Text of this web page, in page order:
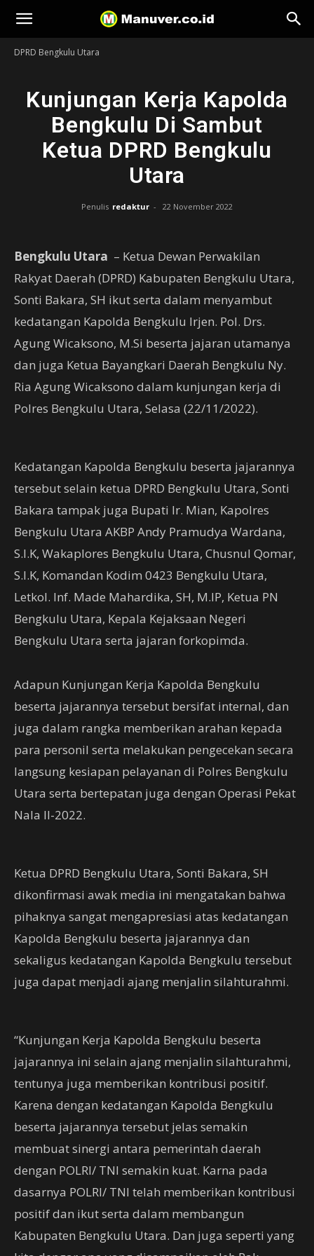
Manuver
DPRD Bengkulu Utara
Kunjungan Kerja Kapolda
Bengkulu Di Sambut
Ketua DPRD Bengkulu
Utara
Penulis redaktur - 22 November 2022
Bengkulu Utara – Ketua Dewan Perwakilan
Rakyat Daerah (DPRD) Kabupaten Bengkulu Utara,
Sonti Bakara, SH ikut serta dalam menyambut
kedatangan Kapolda Bengkulu Irjen. Pol. Drs.
Agung Wicaksono, M.Si beserta jajaran utamanya
dan juga Ketua Bayangkari Daerah Bengkulu Ny.
Ria Agung Wicaksono dalam kunjungan kerja di
Polres Bengkulu Utara, Selasa (22/11/2022).
Kedatangan Kapolda Bengkulu beserta jajarannya
tersebut selain ketua DPRD Bengkulu Utara, Sonti
Bakara tampak juga Bupati Ir. Mian, Kapolres
Bengkulu Utara AKBP Andy Pramudya Wardana,
S.I.K, Wakaplores Bengkulu Utara, Chusnul Qomar,
S.I.K, Komandan Kodim 0423 Bengkulu Utara,
Letkol. Inf. Made Mahardika, SH, M.IP, Ketua PN
Bengkulu Utara, Kepala Kejaksaan Negeri
Bengkulu Utara serta jajaran forkopimda.
Adapun Kunjungan Kerja Kapolda Bengkulu
beserta jajarannya tersebut bersifat internal, dan
juga dalam rangka memberikan arahan kepada
para personil serta melakukan pengecekan secara
langsung kesiapan pelayanan di Polres Bengkulu
Utara serta bertepatan juga dengan Operasi Pekat
Nala II-2022.
Ketua DPRD Bengkulu Utara, Sonti Bakara, SH
dikonfirmasi awak media ini mengatakan bahwa
pihaknya sangat mengapresiasi atas kedatangan
Kapolda Bengkulu beserta jajarannya dan
sekaligus kedatangan Kapolda Bengkulu tersebut
juga dapat menjadi ajang menjalin silahturahmi.
“Kunjungan Kerja Kapolda Bengkulu beserta
jajarannya ini selain ajang menjalin silahturahmi,
tentunya juga memberikan kontribusi positif.
Karena dengan kedatangan Kapolda Bengkulu
beserta jajarannya tersebut jelas semakin
membuat sinergi antara pemerintah daerah
dengan POLRI/ TNI semakin kuat. Karna pada
dasarnya POLRI/ TNI telah memberikan kontribusi
positif dan ikut serta dalam membangun
Kabupaten Bengkulu Utara. Dan juga seperti yang